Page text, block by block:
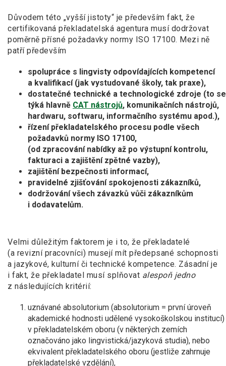
Důvodem této „vyšší jistoty“ je především fakt, že
certifikovaná překladatelská agentura musí dodržovat
poměrně přísné požadavky normy ISO 17100. Mezi ně
patří především
spolupráce s lingvisty odpovídajících kompetencí
a kvalifikací (jak vystudované školy, tak praxe),
dostatečné technické a technologické zdroje (to se
týká hlavně CAT nástrojů, komunikačních nástrojů,
hardwaru, softwaru, informačního systému apod.),
řízení překladatelského procesu podle všech
požadavků normy ISO 17100,
(od zpracování nabídky až po výstupní kontrolu,
fakturaci a zajištění zpětné vazby),
zajištění bezpečnosti informací,
pravidelné zjišťování spokojenosti zákazníků,
dodržování všech závazků vůči zákazníkům
i dodavatelům.
Velmi důležitým faktorem je i to, že překladatelé
(a revizní pracovníci) musejí mít předepsané schopnosti
a jazykové, kulturní či technické kompetence. Zásadní je
i fakt, že překladatel musí splňovat alespoň jedno
z následujících kritérií:
uznávané absolutorium (absolutorium = první úroveň
akademické hodnosti udělené vysokoškolskou institucí)
v překladatelském oboru (v některých zemích
označováno jako lingvistická/jazyková studia), nebo
ekvivalent překladatelského oboru (jestliže zahrnuje
překladatelské vzdělání),